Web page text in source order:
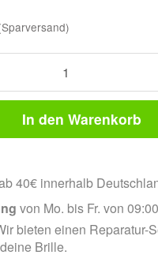
In den Warenkorb
40€ innerhalb
von Mo. bis Fr. von
bieten einen Reparatur-
Brille.